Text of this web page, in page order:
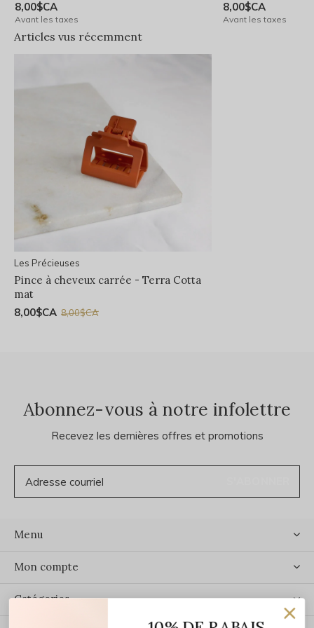
8,00$CA
Avant les taxes
8,00$CA
Avant les taxes
Articles vus récemment
Les Précieuses
Pince à cheveux carrée - Terra Cotta
mat
8,00$CA 8,00$CA
Abonnez-vous à notre infolettre
Recevez les dernières offres et promotions
Menu
Mon compte
Catégories